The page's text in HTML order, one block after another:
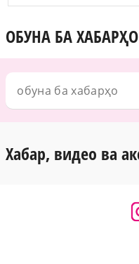
ОБУНА БА ХАБАРҲО
Хабар, видео ва